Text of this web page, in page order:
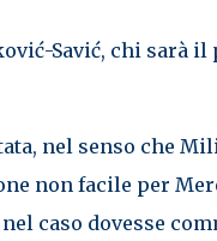
Savić, chi sarà
nel senso che
non facile per
caso dovesse